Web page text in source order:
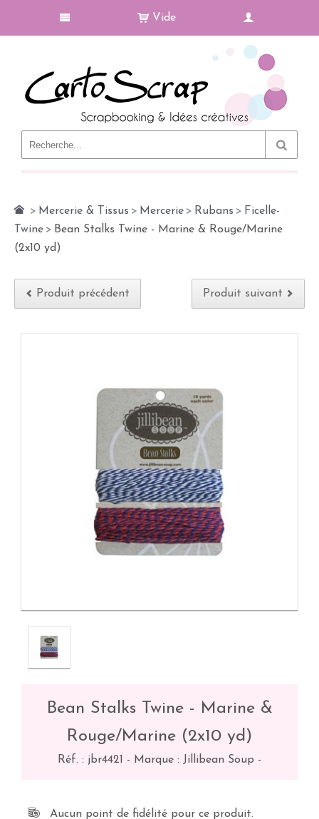
Vide
> Mercerie & Tissus > Mercerie > Rubans > Ficelle-
Twine > Bean Stalks Twine - Marine & Rouge/Marine
(2x10 yd)
Produit précédent Produit suivant
Bean Stalks Twine - Marine &
Rouge/Marine (2x10 yd)
Réf. : jbr4421 - Marque : Jillibean Soup -
Aucun point de fidélité pour ce produit.